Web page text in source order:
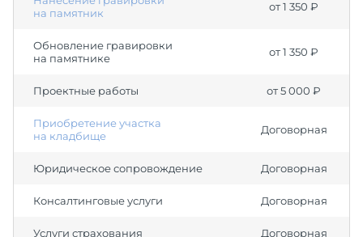
на памятник
от 1 350 ₽
Обновление гравировки
на памятнике
от 1 350 ₽
Проектные работы от 5 000 ₽
Приобретение участка
на кладбище
Договорная
Юридическое сопровождение Договорная
Консалтинговые услуги Договорная
Услуги страхования Договорная